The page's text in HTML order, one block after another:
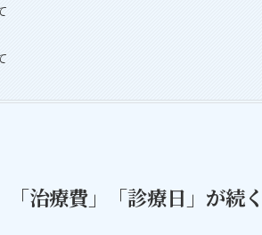
「治療費」「診療日」が続く